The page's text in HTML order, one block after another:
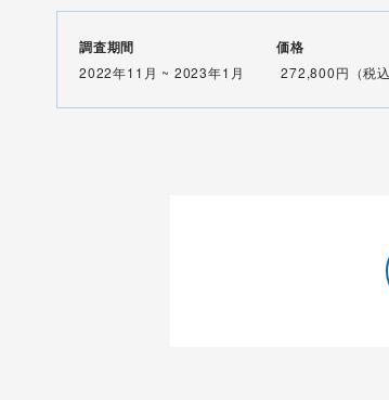
調査期間
2022年11月 ~ 2023年1月
価格
272,800円（税込